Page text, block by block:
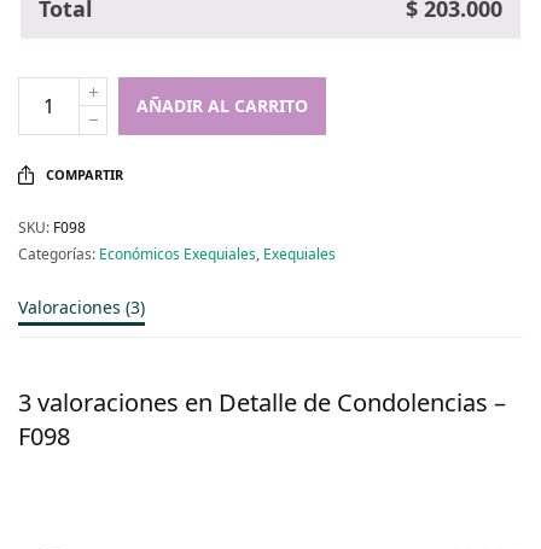
Total $ 203.000
AÑADIR AL CARRITO
COMPARTIR
SKU: F098
Categorías: Económicos Exequiales, Exequiales
Valoraciones (3)
3 valoraciones en Detalle de Condolencias –
F098